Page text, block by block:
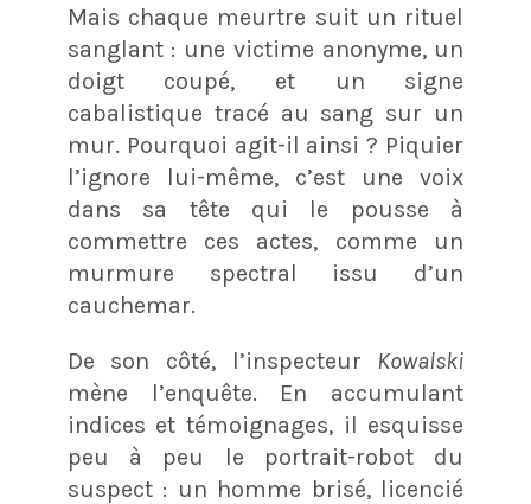
Mais chaque meurtre suit un rituel
sanglant : une victime anonyme, un
doigt coupé, et un signe
cabalistique tracé au sang sur un
mur. Pourquoi agit-il ainsi ? Piquier
l’ignore lui-même, c’est une voix
dans sa tête qui le pousse à
commettre ces actes, comme un
murmure spectral issu d’un
cauchemar.
De son côté, l’inspecteur Kowalski
mène l’enquête. En accumulant
indices et témoignages, il esquisse
peu à peu le portrait-robot du
suspect : un homme brisé, licencié